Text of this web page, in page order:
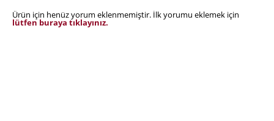
Ürün için henüz yorum eklenmemiştir. İlk yorumu eklemek için
lütfen buraya tıklayınız.